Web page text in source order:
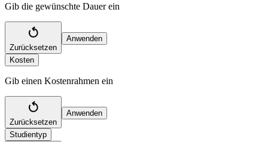
Gib die gewünschte Dauer ein
Zurücksetzen
Anwenden
Kosten
Gib einen Kostenrahmen ein
Zurücksetzen
Anwenden
Studientyp